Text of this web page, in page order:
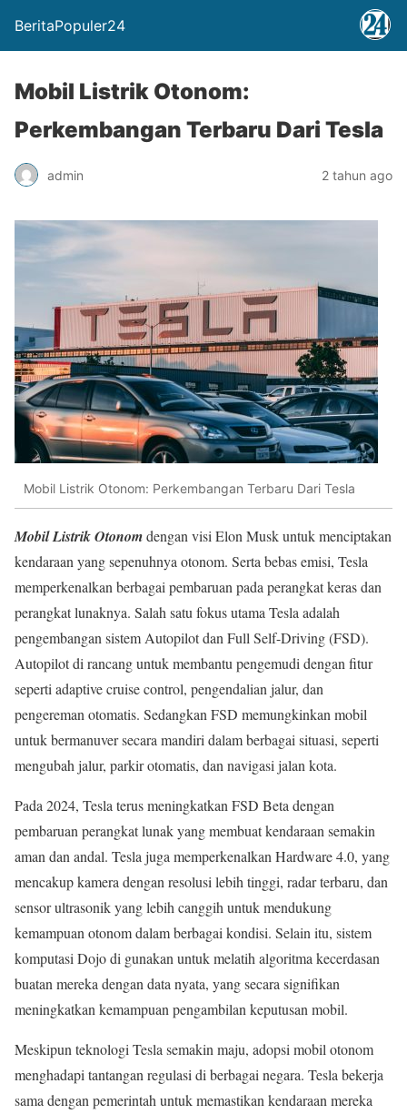
BeritaPopuler24
Mobil Listrik Otonom:
Perkembangan Terbaru Dari Tesla
admin 2 tahun ago
Mobil Listrik Otonom: Perkembangan Terbaru Dari Tesla
Mobil Listrik Otonomdengan visi Elon Musk untuk menciptakan
kendaraan yang sepenuhnya otonom. Serta bebas emisi, Tesla
memperkenalkan berbagai pembaruan pada perangkat keras dan
perangkat lunaknya. Salah satu fokus utama Tesla adalah
pengembangan sistem Autopilot dan Full Self-Driving (FSD).
Autopilot di rancang untuk membantu pengemudi dengan fitur
seperti adaptive cruise control, pengendalian jalur, dan
pengereman otomatis. Sedangkan FSD memungkinkan mobil
untuk bermanuver secara mandiri dalam berbagai situasi, seperti
mengubah jalur, parkir otomatis, dan navigasi jalan kota.
Pada 2024, Tesla terus meningkatkan FSD Beta dengan
pembaruan perangkat lunak yang membuat kendaraan semakin
aman dan andal. Tesla juga memperkenalkan Hardware 4.0, yang
mencakup kamera dengan resolusi lebih tinggi, radar terbaru, dan
sensor ultrasonik yang lebih canggih untuk mendukung
kemampuan otonom dalam berbagai kondisi. Selain itu, sistem
komputasi Dojo di gunakan untuk melatih algoritma kecerdasan
buatan mereka dengan data nyata, yang secara signifikan
meningkatkan kemampuan pengambilan keputusan mobil.
Meskipun teknologi Tesla semakin maju, adopsi mobil otonom
menghadapi tantangan regulasi di berbagai negara. Tesla bekerja
sama dengan pemerintah untuk memastikan kendaraan mereka